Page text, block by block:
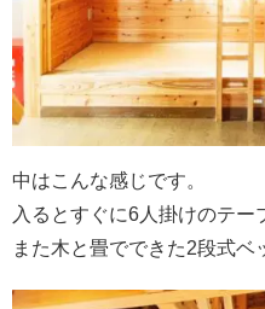
中はこんな感じです。
入るとすぐに6人掛けのテー
また木と畳でできた2段式ベ